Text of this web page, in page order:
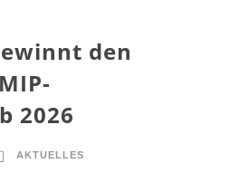
den
2026
AKTUELLES